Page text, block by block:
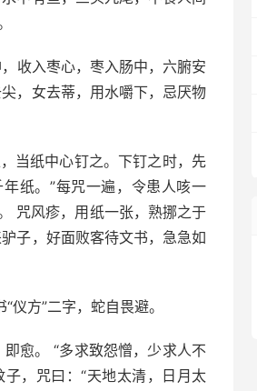
收入枣心，枣入肠中，六腑安
，女去蒂，用水嚼下，忌厌物
当纸中心钉之。下钉之时，先
纸。”每咒一遍，令患人咳一
咒风疹，用纸一张，熟挪之于
子，好面败客待文书，急急如
仪方”二字，蛇自畏避。
愈。 “多求致怨憎，少求人不
，咒曰：“天地太清，日月太